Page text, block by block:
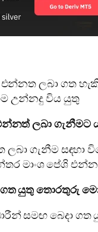
ලබා ගත
උන්නදු විය යුතු
ලබා ගැනීමට
ගැනීම සඳහා
මාංශ පේශි
යුතු තොරතුරු
සමඟ බෙදා ගත